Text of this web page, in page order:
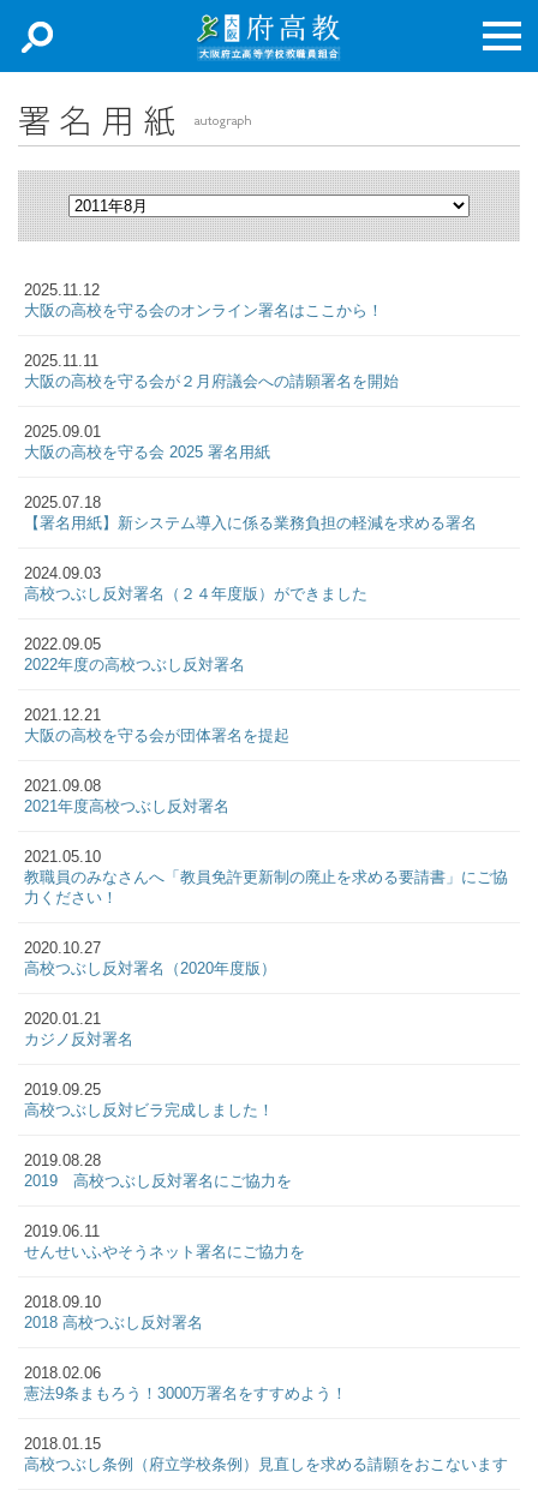
主張
取り組み
加入申込
リンク集
English Documents
2025.11.12
大阪の高校を守る会のオンライン署名はここから！
2025.11.11
大阪の高校を守る会が２月府議会への請願署名を開始
2025.09.01
大阪の高校を守る会 2025 署名用紙
2025.07.18
【署名用紙】新システム導入に係る業務負担の軽減を求める署名
2024.09.03
高校つぶし反対署名（２４年度版）ができました
2022.09.05
2022年度の高校つぶし反対署名
2021.12.21
大阪の高校を守る会が団体署名を提起
2021.09.08
2021年度高校つぶし反対署名
2021.05.10
教職員のみなさんへ「教員免許更新制の廃止を求める要請書」にご協
力ください！
2020.10.27
高校つぶし反対署名（2020年度版）
2020.01.21
カジノ反対署名
2019.09.25
高校つぶし反対ビラ完成しました！
2019.08.28
2019 高校つぶし反対署名にご協力を
2019.06.11
せんせいふやそうネット署名にご協力を
2018.09.10
2018 高校つぶし反対署名
2018.02.06
憲法9条まもろう！3000万署名をすすめよう！
2018.01.15
高校つぶし条例（府立学校条例）見直しを求める請願をおこないます